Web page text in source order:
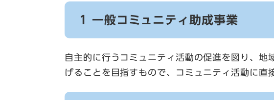
1 一般コミュニティ助成事業
自主的に行うコミュニティ活動の促進を図り、地
げることを目指すもので、コミュニティ活動に直